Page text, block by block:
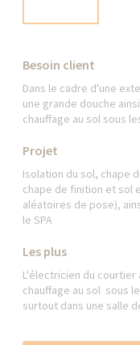
Besoin client
Dans le cadre d'une
une grande douche
chauffage au sol sous
Projet
Isolation du sol, chape
chape de finition et sol
aléatoires de pose),
le SPA
Les plus
L'électricien du courtier
chauffage au sol sous
surtout dans une salle